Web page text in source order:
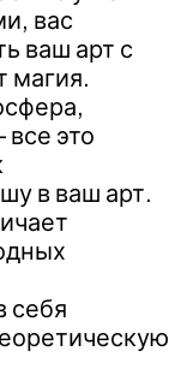
вас
ваш арт с
магия.
все это
в ваш арт.
себя